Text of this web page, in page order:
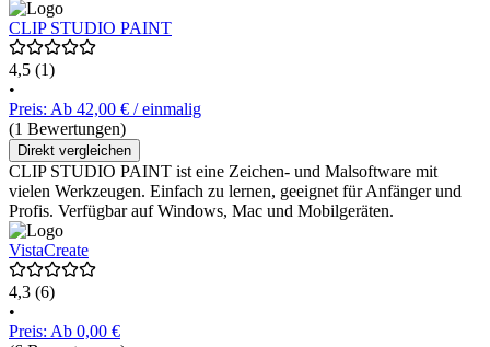
CLIP STUDIO PAINT
4,5 (1)
•
Preis: Ab 42,00 € / einmalig
(1 Bewertungen)
Direkt vergleichen
CLIP STUDIO PAINT ist eine Zeichen- und Malsoftware mit
vielen Werkzeugen. Einfach zu lernen, geeignet für Anfänger und
Profis. Verfügbar auf Windows, Mac und Mobilgeräten.
VistaCreate
4,3 (6)
•
Preis: Ab 0,00 €